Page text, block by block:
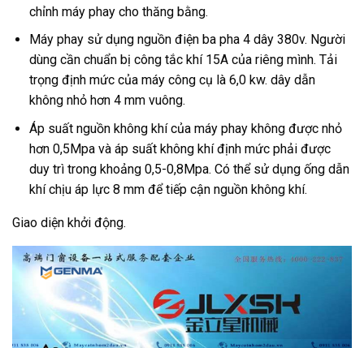
chỉnh máy phay cho thăng bằng.
Máy phay sử dụng nguồn điện ba pha 4 dây 380v. Người
dùng cần chuẩn bị công tắc khí 15A của riêng mình. Tải
trọng định mức của máy công cụ là 6,0 kw. dây dẫn
không nhỏ hơn 4 mm vuông.
Áp suất nguồn không khí của máy phay không được nhỏ
hơn 0,5Mpa và áp suất không khí định mức phải được
duy trì trong khoảng 0,5-0,8Mpa. Có thể sử dụng ống dẫn
khí chịu áp lực 8 mm để tiếp cận nguồn không khí.
Giao diện khởi động.